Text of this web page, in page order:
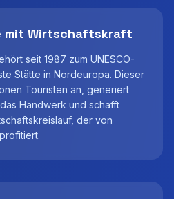
mit Wirtschaftskraft
seit 1987 zum UNESCO-
Stätte in Nordeuropa. Dieser
Touristen an, generiert
Handwerk und schafft
der von